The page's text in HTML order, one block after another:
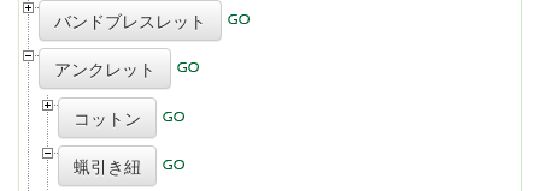
バンドブレスレット
アンクレット
コットン
蝋引き紐